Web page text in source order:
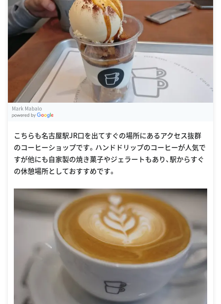
Mark Mabalo
こちらも名古屋駅JR口を出てすぐの場所にあるアクセス抜群
のコーヒーショップです。ハンドドリップのコーヒーが人気で
すが他にも自家製の焼き菓子やジェラートもあり、駅からすぐ
の休憩場所としておすすめです。